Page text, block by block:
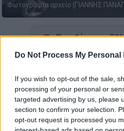
Do Not Process My Personal
If you wish to opt-out of the sale,
processing of your personal or
targeted advertising by us, please
section to confirm your selection.
opt-out request is processed you
Φωτογραφία αρχείο (ΓΙΑΝΝΗΣ
Προσθέστε το
γυναίκα σταΤρίκαλα
πρωί της Πέμπτης, είδε
βρίσκεται μέσα στην
δίπλα στο κρεβάτι της.